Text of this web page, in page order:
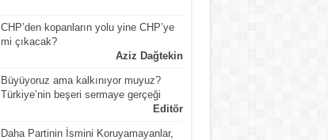
CHP’den kopanların yolu yine CHP’ye
mi çıkacak?
Aziz Dağtekin
Büyüyoruz ama kalkınıyor muyuz?
Türkiye’nin beşeri sermaye gerçeği
Editör
Daha Partinin İsmini Koruyamayanlar,